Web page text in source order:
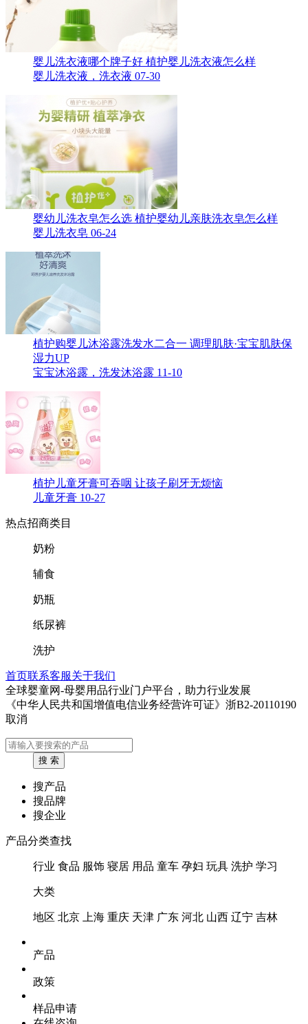
婴儿洗衣液哪个牌子好 植护婴儿洗衣液怎么样
婴儿洗衣液，洗衣液 07-30
婴幼儿洗衣皂怎么选 植护婴幼儿亲肤洗衣皂怎么样
婴儿洗衣皂 06-24
植护购婴儿沐浴露洗发水二合一 调理肌肤·宝宝肌肤保
湿力UP
宝宝沐浴露，洗发沐浴露 11-10
植护儿童牙膏可吞咽 让孩子刷牙无烦恼
儿童牙膏 10-27
热点招商类目
奶粉
辅食
奶瓶
纸尿裤
洗护
首页联系客服关于我们
全球婴童网-母婴用品行业门户平台，助力行业发展
《中华人民共和国增值电信业务经营许可证》浙B2-20110190
取消
搜产品
搜品牌
搜企业
产品分类查找
行业 食品 服饰 寝居 用品 童车 孕妇 玩具 洗护 学习
大类
地区 北京 上海 重庆 天津 广东 河北 山西 辽宁 吉林
产品
政策
样品申请